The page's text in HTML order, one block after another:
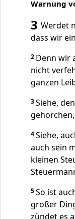
Warnung
3 Werdet
dass wir
2 Denn wir
nicht
ganzen
3Siehe,
4Siehe,
auch sein
kleinen
5So ist
großer
zündet es